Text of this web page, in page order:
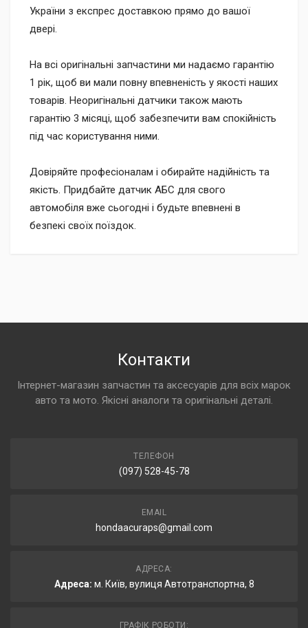
України з експрес доставкою прямо до вашої
двері.
На всі оригінальні запчастини ми надаємо гарантію
1 рік, щоб ви мали повну впевненість у якості наших
товарів. Неоригінальні датчики також мають
гарантію 3 місяці, щоб забезпечити вам спокійність
під час користування ними.
Довіряйте професіоналам і обирайте надійність та
якість. Придбайте датчик АБС для свого
автомобіля вже сьогодні і будьте впевнені в
безпекі своїх поїздок.
Контакти
Інтернет-магазин запчастин та аксесуарів для всіх марок
авто та мото. Якісні аналоги та оригінальні деталі.
ТЕЛЕФОН
(097) 528-45-78
EMAIL
hondaacuraps@gmail.com
АДРЕСА:
Адреса: м. Київ, вулиця Автотранспортна, 8
ГРАФІК РОБОТИ: